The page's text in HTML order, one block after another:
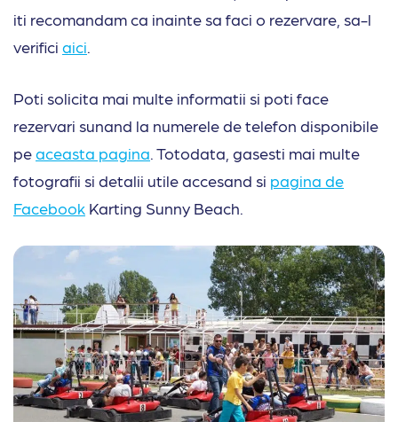
iti recomandam ca inainte sa faci o rezervare, sa-l
verifici aici
Poti solicita mai multe informatii si poti face
rezervari sunand la numerele de telefon disponibile
peaceasta pagina . Totodata, gasesti mai multe
fotografii si detalii utile accesand si pagina de
Facebook Karting Sunny Beach.